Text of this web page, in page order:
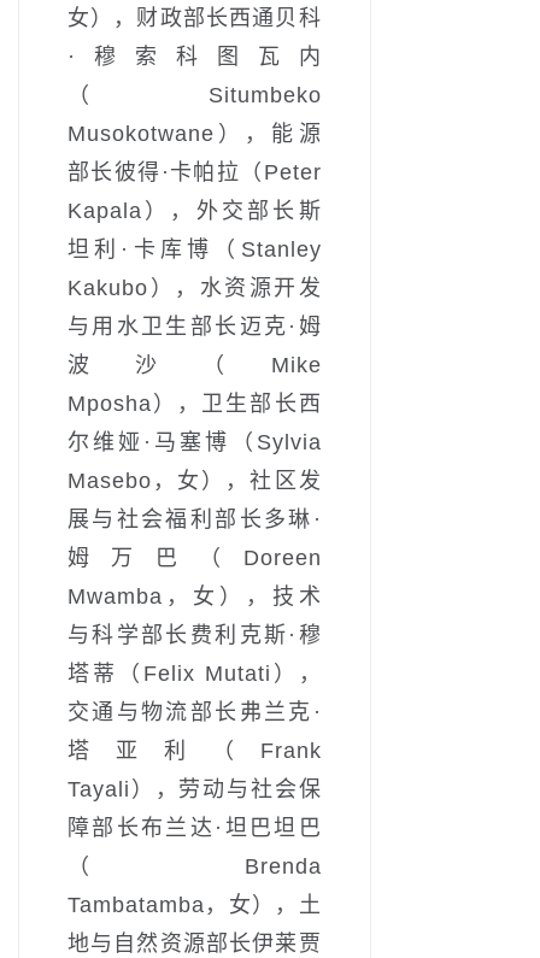
女），财政部长西通贝科
·穆索科图瓦内
（Situmbeko
Musokotwane），能源
部长彼得·卡帕拉（Peter
Kapala），外交部长斯
坦利·卡库博（Stanley
Kakubo），水资源开发
与用水卫生部长迈克·姆
波沙（Mike
Mposha），卫生部长西
尔维娅·马塞博（Sylvia
Masebo，女），社区发
展与社会福利部长多琳·
姆万巴（Doreen
Mwamba，女），技术
与科学部长费利克斯·穆
塔蒂（Felix Mutati），
交通与物流部长弗兰克·
塔亚利（Frank
Tayali），劳动与社会保
障部长布兰达·坦巴坦巴
（Brenda
Tambatamba，女），土
地与自然资源部长伊莱贾